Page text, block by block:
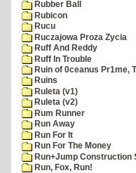
Rubber Ball
Rubicon
Rucu
Ruczajowa Proza Zycia
Ruff And Reddy
Ruff In Trouble
Ruin of 0ceanus Pr1me,
Ruins
Ruleta (v1)
Ruleta (v2)
Rum Runner
Run Away
Run For It
Run For The Money
Run+Jump Construction
Run, Fox, Run!